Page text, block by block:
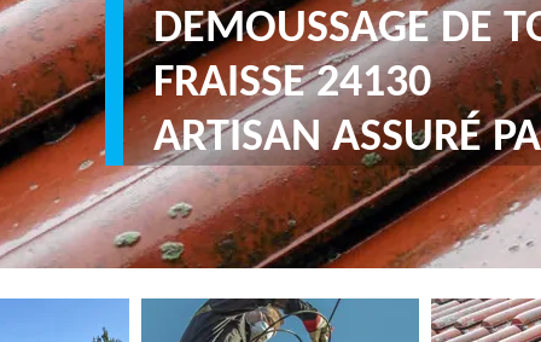
DEMOUSSAGE DE
FRAISSE 24130
ARTISAN ASSURÉ